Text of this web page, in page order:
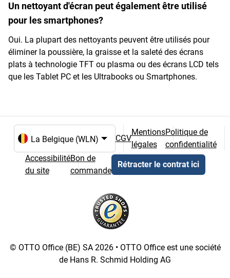
Un nettoyant d'écran peut également être utilisé
pour les smartphones?
Oui. La plupart des nettoyants peuvent être utilisés pour
éliminer la poussière, la graisse et la saleté des écrans
plats à technologie TFT ou plasma ou des écrans LCD tels
que les Tablet PC et les Ultrabooks ou Smartphones.
Choix de la langue et du pays
CGV
Mentions
légales
Politique de
confidentialité
Accessibilité
du site
Bon de
commande
Rétracter le contrat ici
© OTTO Office (BE) SA 2026 • OTTO Office est une société
de Hans R. Schmid Holding AG